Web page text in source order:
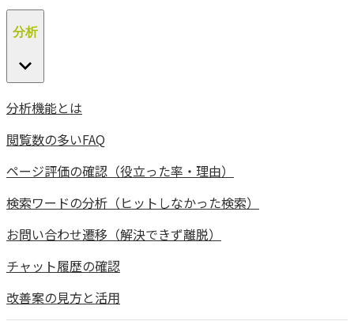
分析
分析機能とは
閲覧数の多いFAQ
ページ評価の確認（役立った率・理由）
検索ワードの分析（ヒットしなかった検索）
お問い合わせ遷移（解決できず離脱）
チャット履歴の確認
改善案の見方と活用